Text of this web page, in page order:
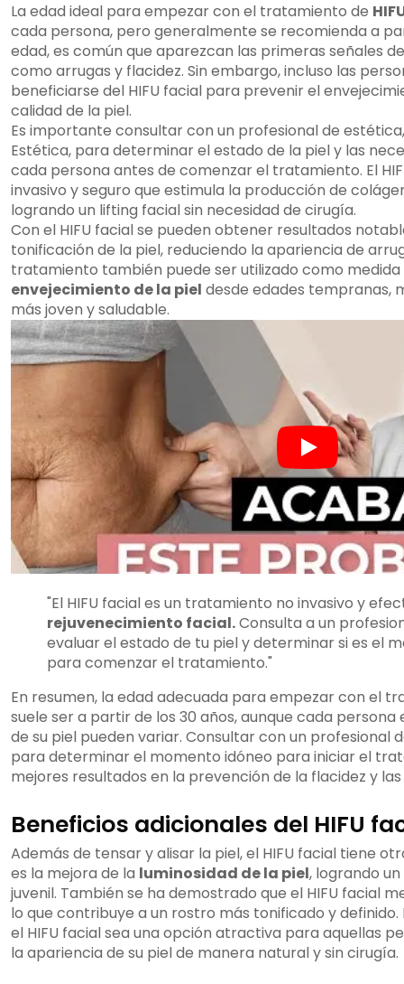
La edad ideal para empezar con el tratamiento de
cada persona, pero generalmente se recomienda a
edad, es común que aparezcan las primeras señales
como arrugas y flacidez. Sin embargo, incluso las
beneficiarse del HIFU facial para prevenir el
calidad de la piel.
Es importante consultar con un profesional de
Estética, para determinar el estado de la piel y las
cada persona antes de comenzar el tratamiento. El
invasivo y seguro que estimula la producción de
logrando un lifting facial sin necesidad de cirugía.
Con el HIFU facial se pueden obtener resultados
tonificación de la piel, reduciendo la apariencia de
tratamiento también puede ser utilizado como
envejecimiento de la piel desde edades tempranas,
más joven y saludable.
"El HIFU facial es un tratamiento no invasivo y
rejuvenecimiento facial.Consulta a un
evaluar el estado de tu piel y determinar si es el
para comenzar el tratamiento."
En resumen, la edad adecuada para empezar con el
suele ser a partir de los 30 años, aunque cada persona
de su piel pueden variar. Consultar con un profesional
para determinar el momento idóneo para iniciar el
mejores resultados en la prevención de la flacidez y
Beneficios adicionales del HIFU
Además de tensar y alisar la piel, el HIFU facial tiene
es la mejora de la luminosidad de la piel, logrando
juvenil. También se ha demostrado que el HIFU facial
lo que contribuye a un rostro más tonificado y
el HIFU facial sea una opción atractiva para aquellas
la apariencia de su piel de manera natural y sin cirugía.